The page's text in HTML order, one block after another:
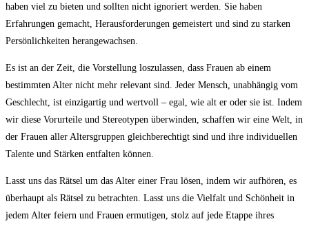
haben viel zu bieten und sollten nicht ignoriert werden.​ Sie haben
Erfahrungen⁤ gemacht, Herausforderungen gemeistert und sind zu starken
Persönlichkeiten‌ herangewachsen.
Es ist​ an der ⁢Zeit, die⁤ Vorstellung loszulassen, dass ‌Frauen ab einem
bestimmten Alter nicht mehr relevant sind. Jeder Mensch, unabhängig vom
Geschlecht, ist⁣ einzigartig und wertvoll⁤ –⁢ egal, wie alt er oder ⁤sie ist.‍ Indem
wir diese Vorurteile und Stereotypen überwinden, schaffen wir⁢ eine Welt, in
der⁤ Frauen aller Altersgruppen⁢ gleichberechtigt sind und ihre individuellen​
Talente‌ und Stärken entfalten können.
Lasst‍ uns das Rätsel um das Alter einer ⁢Frau lösen, indem wir‍ aufhören, es
überhaupt als Rätsel zu betrachten. Lasst uns die Vielfalt ​und Schönheit⁣ in
jedem Alter feiern und Frauen ‍ermutigen, stolz auf‌ jede ⁢Etappe⁣ ihres